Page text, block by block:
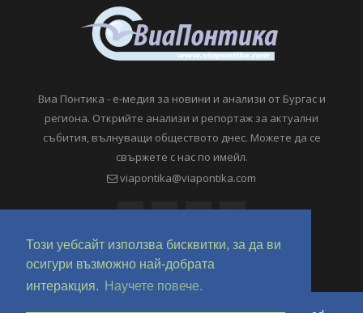
Този уебсайт използва бисквитки, за да ви
осигури възможно най-добрата
интеракция.
Научете повече.
Виа Понтика - е-медия за новини и анализи от Бургас и
региона. Открийте анализи и репортаж за актуални
събития, вълнуващи обществото днес. Можете да се
свържете с нас по имейл.
viapontika@viapontika.com